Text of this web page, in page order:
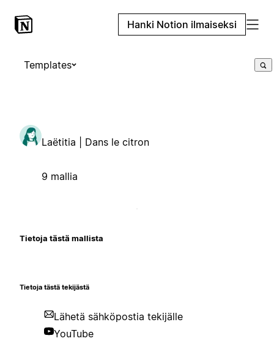
Hanki Notion ilmaiseksi
Templates
Laëtitia | Dans le citron
9 mallia
Tietoja tästä mallista
Tietoja tästä tekijästä
Lähetä sähköpostia tekijälle
YouTube